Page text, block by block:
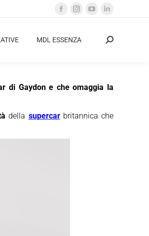
Facebook
opens
Instagram
opens
YouTube
opens
Linkedin
opens
MDL ESSENZA Cerca:
di Gaydon e che omaggia la
della supercarbritannica che